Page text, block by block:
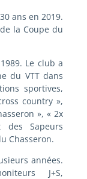
ans en 2019.
la Coupe du
Le club a
du VTT dans
sportives,
country »,
», « 2x
Sapeurs
Chasseron.
années.
J+S,